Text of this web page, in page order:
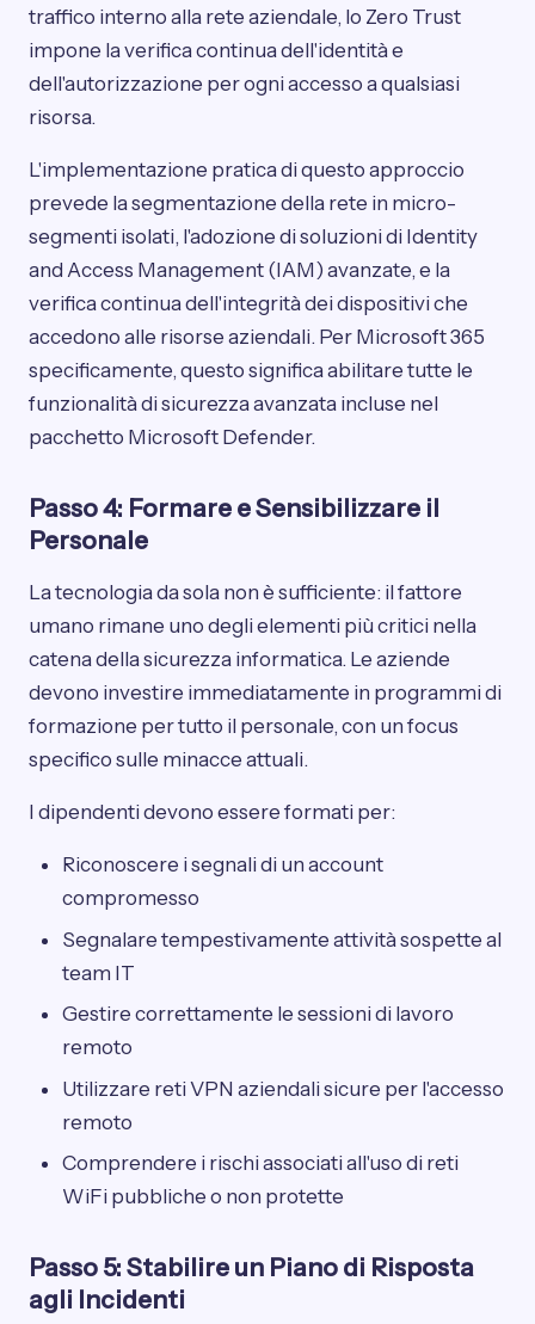
traffico interno alla rete aziendale, lo Zero Trust
impone la verifica continua dell'identità e
dell'autorizzazione per ogni accesso a qualsiasi
risorsa.
L'implementazione pratica di questo approccio
prevede la segmentazione della rete in micro-
segmenti isolati, l'adozione di soluzioni di Identity
and Access Management (IAM) avanzate, e la
verifica continua dell'integrità dei dispositivi che
accedono alle risorse aziendali. Per Microsoft 365
specificamente, questo significa abilitare tutte le
funzionalità di sicurezza avanzata incluse nel
pacchetto Microsoft Defender.
Passo 4: Formare e Sensibilizzare il
Personale
La tecnologia da sola non è sufficiente: il fattore
umano rimane uno degli elementi più critici nella
catena della sicurezza informatica. Le aziende
devono investire immediatamente in programmi di
formazione per tutto il personale, con un focus
specifico sulle minacce attuali.
I dipendenti devono essere formati per:
Riconoscere i segnali di un account
compromesso
Segnalare tempestivamente attività sospette al
team IT
Gestire correttamente le sessioni di lavoro
remoto
Utilizzare reti VPN aziendali sicure per l'accesso
remoto
Comprendere i rischi associati all'uso di reti
WiFi pubbliche o non protette
Passo 5: Stabilire un Piano di Risposta
agli Incidenti